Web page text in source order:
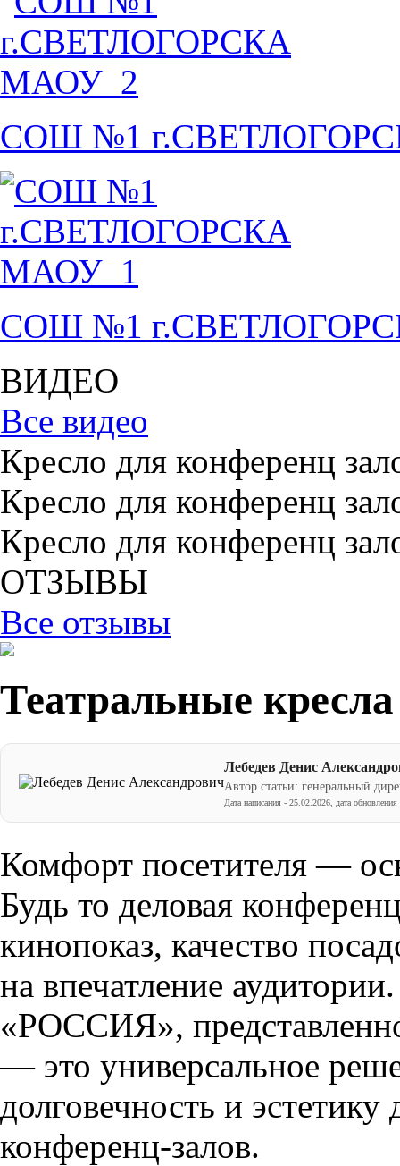
СОШ №1
СОШ №1
ВИДЕО
Все видео
Кресло для конференц
Кресло для конференц
Кресло для конференц
ОТЗЫВЫ
Все отзывы
Театральные
Лебедев Денис
Автор статьи: генеральный
Дата написания - 25.02.2026, дата
Комфорт посетителя —
Будь то деловая
кинопоказ, качество
на впечатление
«РОССИЯ»,
— это универсальное
долговечность и
конференц-залов.